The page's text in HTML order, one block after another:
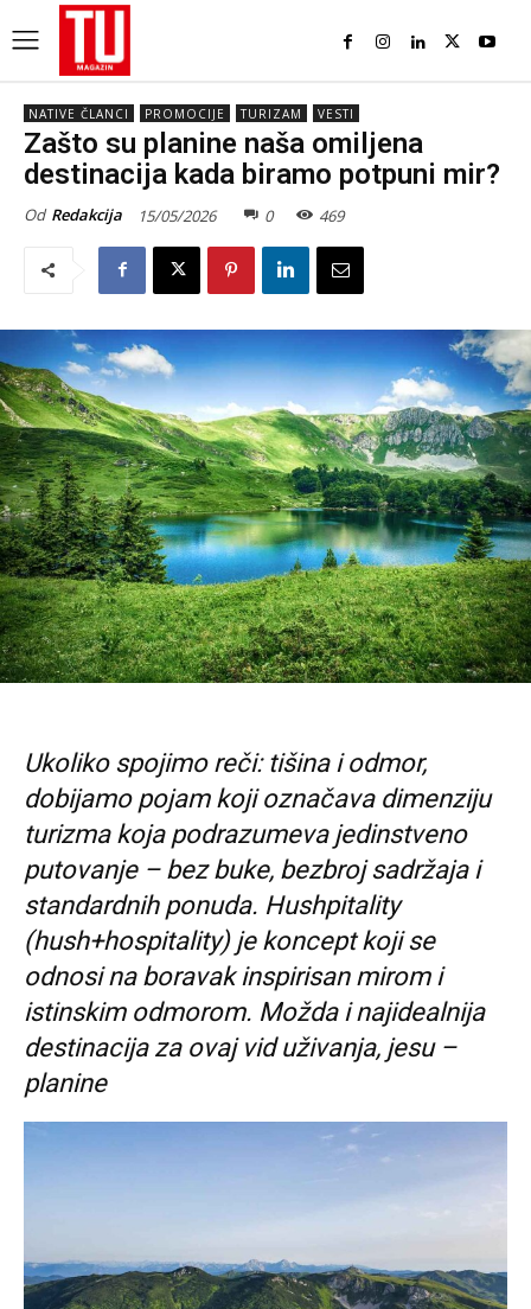
NATIVE ČLANCI PROMOCIJE TURIZAM VESTI
Zašto su planine naša omiljena
destinacija kada biramo potpuni mir?
Od Redakcija 15/05/2026 0 469
Ukoliko spojimo reči: tišina i odmor,
dobijamo pojam koji označava dimenziju
turizma koja podrazumeva jedinstveno
putovanje – bez buke, bezbroj sadržaja i
standardnih ponuda. Hushpitality
(hush+hospitality) je koncept koji se
odnosi na boravak inspirisan mirom i
istinskim odmorom. Možda i najidealnija
destinacija za ovaj vid uživanja, jesu –
planine